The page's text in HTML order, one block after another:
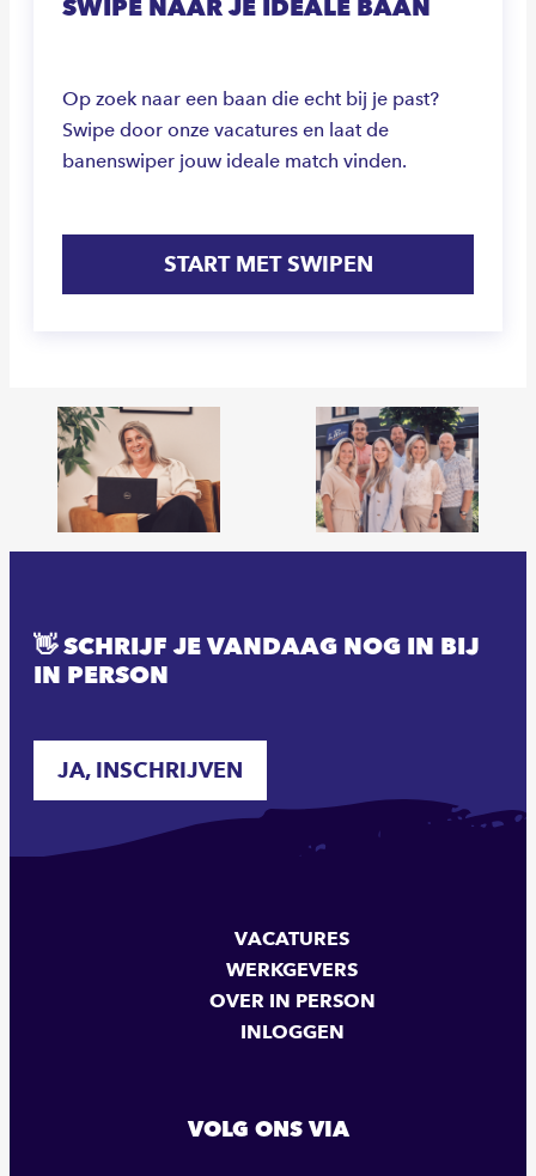
SWIPE NAAR JE IDEALE BAAN
Op zoek naar een baan die echt bij je past?
Swipe door onze vacatures en laat de
banenswiper jouw ideale match vinden.
START MET SWIPEN
👋 SCHRIJF JE VANDAAG NOG IN BIJ
IN PERSON
JA, INSCHRIJVEN
VACATURES
WERKGEVERS
OVER IN PERSON
INLOGGEN
VOLG ONS VIA